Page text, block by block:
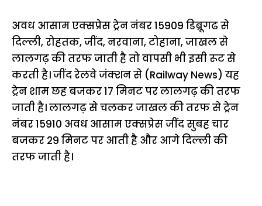
अवध आसाम एक्सप्रेस ट्रेन नंबर 15909 डिब्रूगढ से
दिल्ली, रोहतक, जींद, नरवाना, टोहाना, जाखल से
लालगढ़ की तरफ जाती है तो वापसी भी इसी रूट से
करती है। जींद रेलवे जंक्शन से (Railway News) यह
ट्रेन शाम छह बजकर 17 मिनट पर लालगढ़ की तरफ
जाती है। लालगढ़ से चलकर जाखल की तरफ से ट्रेन
नंबर 15910 अवध आसाम एक्सप्रेस जींद सुबह चार
बजकर 29 मिनट पर आती है और आगे दिल्ली की
तरफ जाती है।